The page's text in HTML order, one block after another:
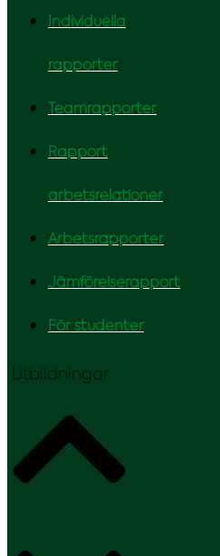
Individuella
rapporter
Teamrapporter
Rapport
arbetsrelationer
Arbetsrapporter
Jämförelserapport
För studenter
Utbildningar